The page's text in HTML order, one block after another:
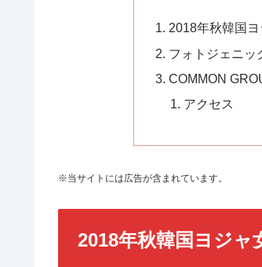
2018年秋韓国ヨ
フォトジェニッ
COMMON
アクセス
※当サイトには広告が含まれています。
2018年秋韓国ヨジャ